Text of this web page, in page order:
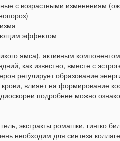
с возрастными изменениям
эффектом
ямса), активным
как известно, вместе с
регулирует образование
влияет на формирование
подробнее можно
экстракты ромашки, гингко
необходим для синтеза